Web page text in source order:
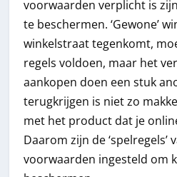
voorwaarden verplicht is
te beschermen. ‘Gewone’
winkelstraat tegenkomt,
regels voldoen, maar het
aankopen doen een stuk
terugkrijgen is niet zo
met het product dat je
Daarom zijn de ‘spelregels’
voorwaarden ingesteld om